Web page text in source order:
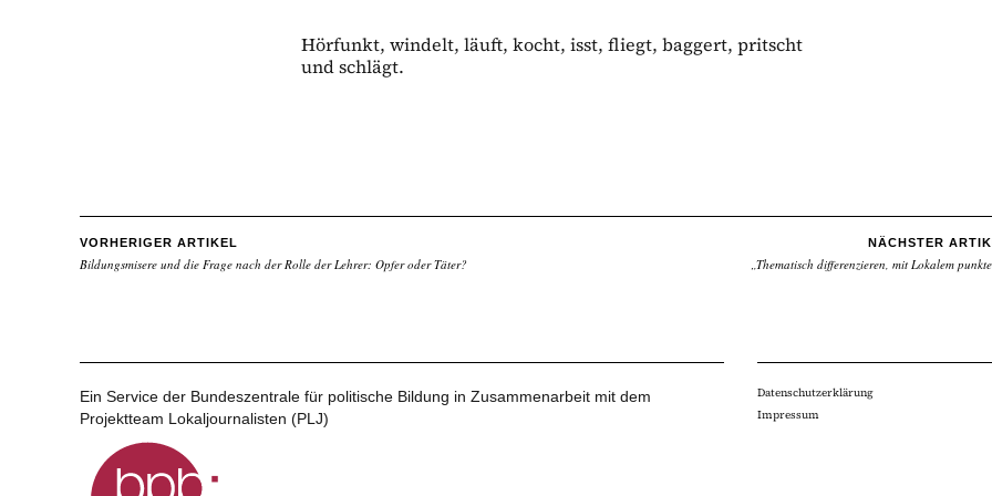
Hörfunkt, windelt, läuft, kocht, isst, fliegt, baggert, pritscht
und schlägt.
VORHERIGER ARTIKEL
Bildungsmisere und die Frage nach der Rolle der Lehrer: Opfer oder Täter?
NÄCHSTER
„Thematisch differenzieren, mit Lokalem
Ein Service der Bundeszentrale für politische Bildung in Zusammenarbeit mit dem
Projektteam Lokaljournalisten (PLJ)
Datenschutzerklärung
Impressum